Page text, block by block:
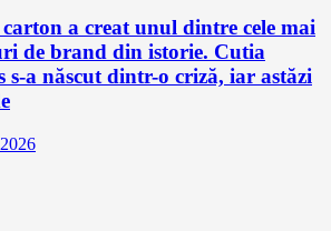
a creat unul dintre cele mai
de brand din istorie. Cutia
s-a născut dintr-o criză, iar astăzi